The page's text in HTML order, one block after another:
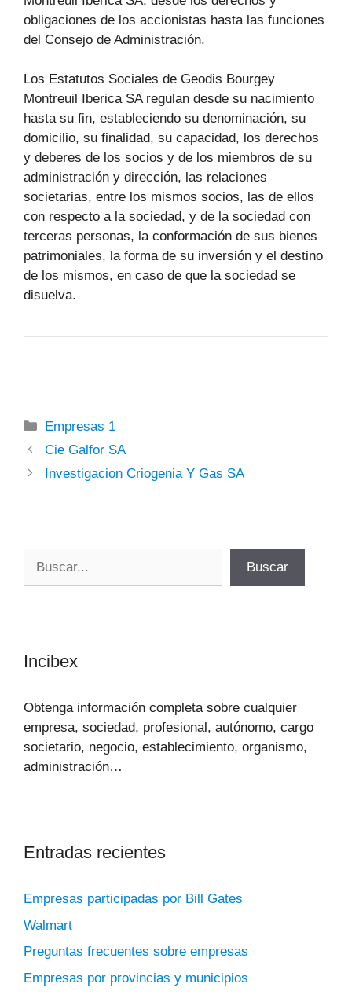
obligaciones de los accionistas hasta las funciones
del Consejo de Administración.
Los Estatutos Sociales de Geodis Bourgey
Montreuil Iberica SA regulan desde su nacimiento
hasta su fin, estableciendo su denominación, su
domicilio, su finalidad, su capacidad, los derechos
y deberes de los socios y de los miembros de su
administración y dirección, las relaciones
societarias, entre los mismos socios, las de ellos
con respecto a la sociedad, y de la sociedad con
terceras personas, la conformación de sus bienes
patrimoniales, la forma de su inversión y el destino
de los mismos, en caso de que la sociedad se
disuelva.
Categorías
Empresas 1
Cie Galfor SA
Investigacion Criogenia Y Gas SA
Buscar
Incibex
Obtenga información completa sobre cualquier
empresa, sociedad, profesional, autónomo, cargo
societario, negocio, establecimiento, organismo,
administración…
Entradas recientes
Empresas participadas por Bill Gates
Walmart
Preguntas frecuentes sobre empresas
Empresas por provincias y municipios